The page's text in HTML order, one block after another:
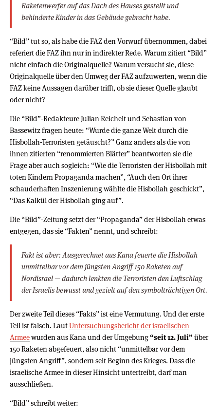
Raketenwerfer auf das Dach des Hauses gestellt und
behinderte Kinder in das Gebäude gebracht habe.
“Bild” tut so, als habe die FAZ den Vorwurf übernommen, dabei
referiert die FAZ ihn nur in indirekter Rede. Warum zitiert “Bild”
nicht einfach die Originalquelle? Warum versucht sie, diese
Originalquelle über den Umweg der FAZ aufzuwerten, wenn die
FAZ keine Aussagen darüber trifft, ob sie dieser Quelle glaubt
oder nicht?
Die “Bild”-Redakteure Julian Reichelt und Sebastian von
Bassewitz fragen heute: “Wurde die ganze Welt durch die
Hisbollah-Terroristen getäuscht?” Ganz anders als die von
ihnen zitierten “renommierten Blätter” beantworten sie die
Frage aber auch sogleich: “Wie die Terroristen der Hisbollah mit
toten Kindern Propaganda machen”, “Auch den Ort ihrer
schauderhaften Inszenierung wählte die Hisbollah geschickt”,
“Das Kalkül der Hisbollah ging auf”.
Die “Bild”-Zeitung setzt der “Propaganda” der Hisbollah etwas
entgegen, das sie “Fakten” nennt, und schreibt:
Fakt ist aber: Ausgerechnet aus Kana feuerte die Hisbollah
unmittelbar vor dem jüngsten Angriff 150 Raketen auf
Nordisrael — dadurch lenkten die Terroristen den Luftschlag
der Israelis bewusst und gezielt auf den symbolträchtigen Ort.
Der zweite Teil dieses “Fakts” ist eine Vermutung. Und der erste
Teil ist falsch. LautUntersuchungsbericht der israelischen
Armeewurden aus Kana und der Umgebung“seit 12. Juli” über
150 Raketen abgefeuert, also nicht “unmittelbar vor dem
jüngsten Angriff”, sondern seit Beginn des Krieges. Dass die
israelische Armee in dieser Hinsicht untertreibt, darf man
ausschließen.
“Bild” schreibt weiter: